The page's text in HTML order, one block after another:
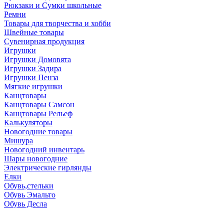
Рюкзаки и Сумки школьные
Ремни
Товары для творчества и хобби
Швейные товары
Сувенирная продукция
Игрушки
Игрушки Домовята
Игрушки Задира
Игрушки Пенза
Мягкие игрушки
Канцтовары
Канцтовары Самсон
Канцтовары Рельеф
Калькуляторы
Новогодние товары
Мишура
Новогодний инвентарь
Шары новогодние
Электрические гирлянды
Елки
Обувь,стельки
Обувь Эмальто
Обувь Десла